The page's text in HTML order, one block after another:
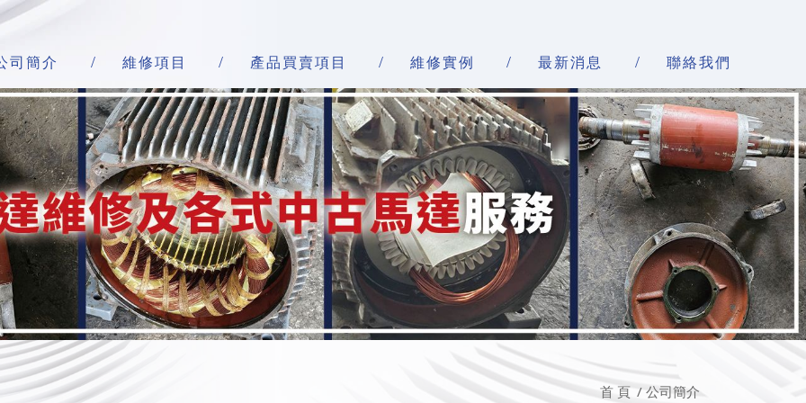
司簡介 維修項目 產品買賣項目 維修實例 最新消息 聯絡我們
首 頁 公司簡介